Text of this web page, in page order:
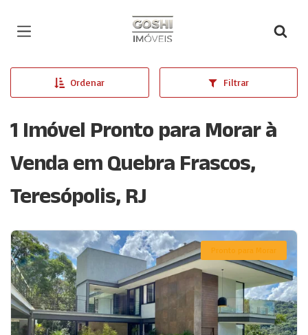
Página inicial
Ordenar Filtrar
1 Imóvel Pronto para Morar à
Venda em Quebra Frascos,
Teresópolis, RJ
Pronto para Morar